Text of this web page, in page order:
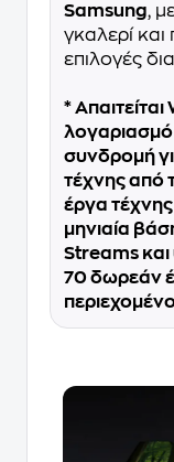
Samsung,
γκαλερί
επιλογές
*
λογαριασμό
συνδρομή
τέχνης από
έργα
μηνιαία
Streams
70 δωρεάν